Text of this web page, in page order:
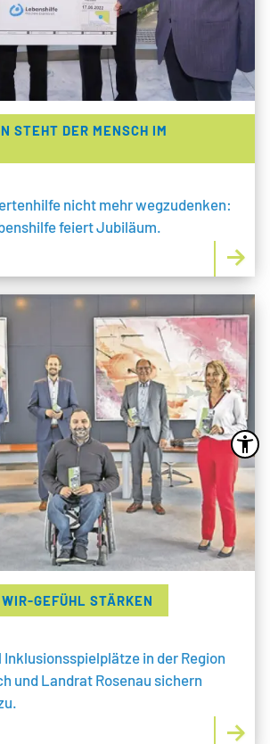
PFORZHEIM
STEHT DER MENSCH IM
nicht mehr wegzudenken:
feiert Jubiläum.
GEFÜHL STÄRKEN
in der Region
und Landrat Rosenau sichern